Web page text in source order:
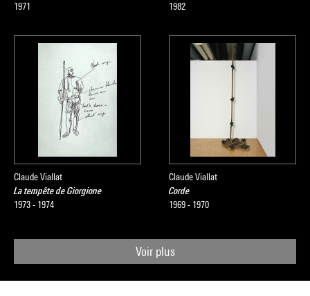
1971
1982
Claude Viallat
La tempête de Giorgione
1973 - 1974
Claude Viallat
Corde
1969 - 1970
Voir plus